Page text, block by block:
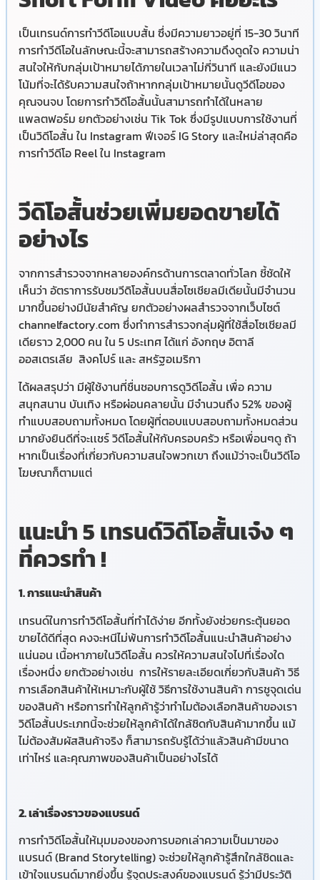
เป็นเทรนด์การทำวีดีโอแบบสั้น ซึ่งมีความยาวอยู่ที่ 15-30 วินาที
การทำวีดีโอในลักษณะนี้จะสามารถสร้างความดึงดูดใจ ความน่า
สนใจให้กับกลุ่มเป้าหมายได้ภายในเวลาไม่กี่วินาที และยังมีแนว
โน้มที่จะได้รับความสนใจถ้าหากกลุ่มเป้าหมายนั้นดูวีดีโอของ
คุณจนจบ โดยการทำวิดีโอสั้นนั้นสามารถทำได้ในหลาย
แพลตฟอร์ม ยกตัวอย่างเช่น Tik Tok ซึ่งมีรูปแบบการใช้งานที่
เป็นวิดีโอสั้น ใน Instagram ฟีเจอร์ IG Story และใหม่ล่าสุดคือ
การทำวีดีโอ Reel ใน Instagram
วีดิโอสั้นช่วยเพิ่มยอดขายได้
อย่างไร
จากการสำรวจจากหลายองค์กรด้านการตลาดทั่วโลก ชี้ชัดให้
เห็นว่า อัตราการรับชมวีดิโอสั้นบนสื่อโซเชียลมีเดียนั้นมีจำนวน
มากขึ้นอย่างมีนัยสำคัญ ยกตัวอย่างผลสำรวจจากเว็บไซต์
channelfactory.com ซึ่งทำการสำรวจกลุ่มผู้ที่ใช้สื่อโซเชียลมี
เดียราว 2,000 คน ใน 5 ประเทศ ได้แก่ อังกฤษ อิตาลี
ออสเตรเลีย สิงคโปร์ และ สหรัฐอเมริกา
ได้ผลสรุปว่า มีผู้ใช้งานที่ชื่นชอบการดูวิดีโอสั้น เพื่อ ความ
สนุกสนาน บันเทิง หรือผ่อนคลายนั้น มีจำนวนถึง 52% ของผู้
ทำแบบสอบถามทั้งหมด โดยผู้ที่ตอบแบบสอบถามทั้งหมดส่วน
มากยังยินดีที่จะเเชร์ วิดีโอสั้นให้กับครอบครัว หรือเพื่อนๆดู ถ้า
หากเป็นเรื่องที่เกี่ยวกับความสนใจพวกเขา ถึงแม้ว่าจะเป็นวิดีโอ
โฆษณาก็ตามแต่
แนะนำ 5 เทรนด์วิดีโอสั้นเจ๋ง ๆ
ที่ควรทำ !
1. การแนะนำสินค้า
เทรนด์ในการทำวิดีโอสั้นที่ทำได้ง่าย อีกทั้งยังช่วยกระตุ้นยอด
ขายได้ดีที่สุด คงจะหนีไม่พ้นการทำวิดีโอสั้นแนะนำสินค้าอย่าง
แน่นอน เนื้อหาภายในวิดีโอสั้น ควรให้ความสนใจไปที่เรื่องใด
เรื่องหนึ่ง ยกตัวอย่างเช่น การให้รายละเอียดเกี่ยวกับสินค้า วิธี
การเลือกสินค้าให้เหมาะกับผู้ใช้ วิธีการใช้งานสินค้า การชูจุดเด่น
ของสินค้า หรือการทำให้ลูกค้ารู้ว่าทำไมต้องเลือกสินค้าของเรา
วิดีโอสั้นประเภทนี้จะช่วยให้ลูกค้าได้ใกล้ชิดกับสินค้ามากขึ้น แม้
ไม่ต้องสัมผัสสินค้าจริง ก็สามารถรับรู้ได้ว่าแล้วสินค้ามีขนาด
เท่าไหร่ และคุณภาพของสินค้าเป็นอย่างไรได้
2. เล่าเรื่องราวของแบรนด์
การทำวิดีโอสั้นให้มุมมองของการบอกเล่าความเป็นมาของ
แบรนด์ (Brand Storytelling) จะช่วยให้ลูกค้ารู้สึกใกล้ชิดและ
เข้าใจแบรนด์มากยิ่งขึ้น รู้จุดประสงค์ของแบรนด์ รู้ว่ามีประวัติ